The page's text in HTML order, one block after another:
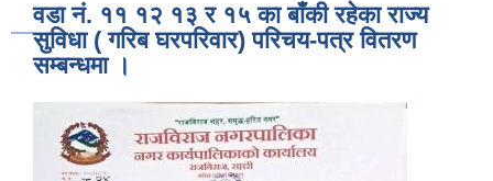
वडा नं. ११ १२ १३ र १५ का बाँकी रहेका राज्य
सुविधा ( गरिब घरपरिवार) परिचय-पत्र वितरण
सम्बन्धमा ।